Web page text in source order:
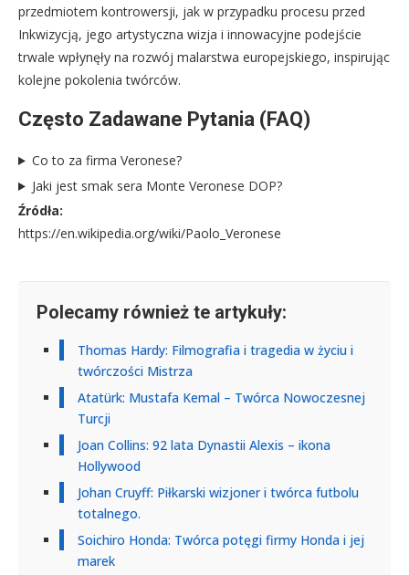
przedmiotem kontrowersji, jak w przypadku procesu przed
Inkwizycją, jego artystyczna wizja i innowacyjne podejście
trwale wpłynęły na rozwój malarstwa europejskiego, inspirując
kolejne pokolenia twórców.
Często Zadawane Pytania (FAQ)
Co to za firma Veronese?
Jaki jest smak sera Monte Veronese DOP?
Źródła:
https://en.wikipedia.org/wiki/Paolo_Veronese
Polecamy również te artykuły:
Thomas Hardy: Filmografia i tragedia w życiu i
twórczości Mistrza
Atatürk: Mustafa Kemal – Twórca Nowoczesnej
Turcji
Joan Collins: 92 lata Dynastii Alexis – ikona
Hollywood
Johan Cruyff: Piłkarski wizjoner i twórca futbolu
totalnego.
Soichiro Honda: Twórca potęgi firmy Honda i jej
marek